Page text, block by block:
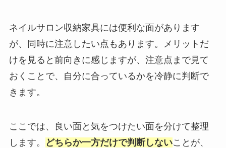
ネイルサロン収納家具には便利な面があります
が、同時に注意したい点もあります。メリットだ
けを見ると前向きに感じますが、注意点まで見て
おくことで、自分に合っているかを冷静に判断で
きます。
ここでは、良い面と気をつけたい面を分けて整理
します。
どちらか一方だけで判断しないことが、